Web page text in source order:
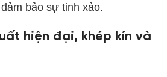
bảo sự tinh xảo.
hiện đại, khép kín và